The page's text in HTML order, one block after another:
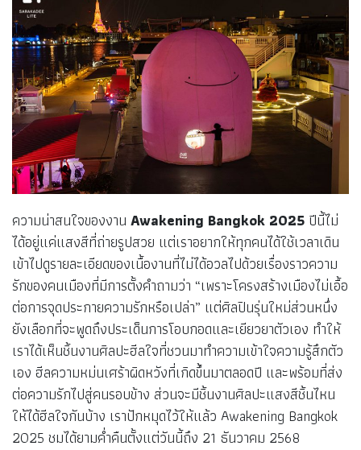
ความน่าสนใจของงาน Awakening Bangkok 2025 ปีนี้ไม่
ได้อยู่แค่แสงสีที่ถ่ายรูปสวย แต่เราอยากให้ทุกคนได้ใช้เวลาเดิน
เข้าไปดูรายละเอียดของเนื้องานที่ไม่ได้อวลไปด้วยเรื่องราวความ
รักของคนเมืองที่มีการตั้งคำถามว่า “เพราะโครงสร้างเมืองไม่เอื้อ
ต่อการจุดประกายความรักหรือเปล่า” แต่ศิลปินรุ่นใหม่ส่วนหนึ่ง
ยังเลือกที่จะพูดถึงประเด็นการโอบกอดและเยียวยาตัวเอง ทำให้
เราได้เห็นชิ้นงานศิลปะฮีลใจที่ชวนมาทำความเข้าใจความรู้สึกตัว
เอง ฮีลความหม่นเศร้าผิดหวังที่เกิดขึ้นมาตลอดปี และพร้อมที่ส่ง
ต่อความรักไปสู่คนรอบข้าง ส่วนจะมีชิ้นงานศิลปะแสงสีชิ้นไหน
ให้ได้ฮีลใจกันบ้าง เราปักหมุดไว้ให้แล้ว Awakening Bangkok
2025 ชมได้ยามค่ำคืนตั้งแต่วันนี้ถึง 21 ธันวาคม 2568